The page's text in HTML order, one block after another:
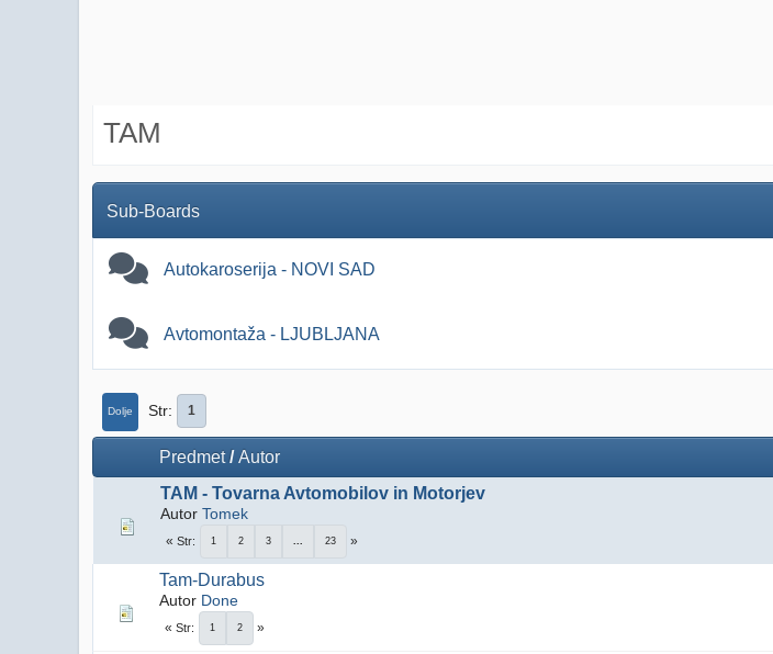
TAM
Sub-Boards
Autokaroserija - NOVI SAD
Avtomontaža - LJUBLJANA
Dolje Str 1
Predmet/Autor
TAM - Tovarna Avtomobilov in Motorjev
Autor Tomek
Str 1 2 3 ... 23
Tam-Durabus
Autor Done
Str 1 2